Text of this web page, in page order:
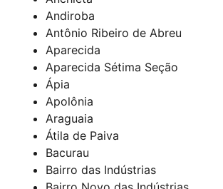
Andiroba
Antônio Ribeiro de Abreu
Aparecida
Aparecida Sétima Seção
Ápia
Apolônia
Araguaia
Átila de Paiva
Bacurau
Bairro das Indústrias